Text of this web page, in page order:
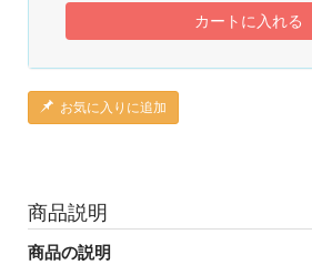
カートに入れる
お気に入りに追加
商品説明
商品の説明